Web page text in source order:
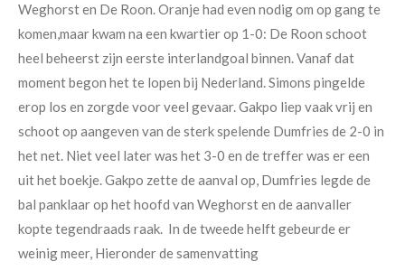
Weghorst en De Roon. Oranje had even nodig om op gangte
komen,maar kwam na een kwartier op 1-0: De Roon schoot
heel beheerst zijn eerste interlandgoal binnen.Vanaf dat
moment begon het te lopen bij Nederland. Simons pingelde
erop los en zorgde voor veel gevaar. Gakpo liep vaakvrij en
schoot op aangeven van de sterkspelende Dumfries de 2-0 in
het net. Niet veel later was het 3-0 en detreffer was er een
uit het boekje. Gakpo zette de aanval op, Dumfries legde de
bal panklaar op het hoofd van Weghorsten de aanvaller
kopte tegendraads raak. In de tweede helft gebeurde er
weinig meer, Hieronder de samenvatting